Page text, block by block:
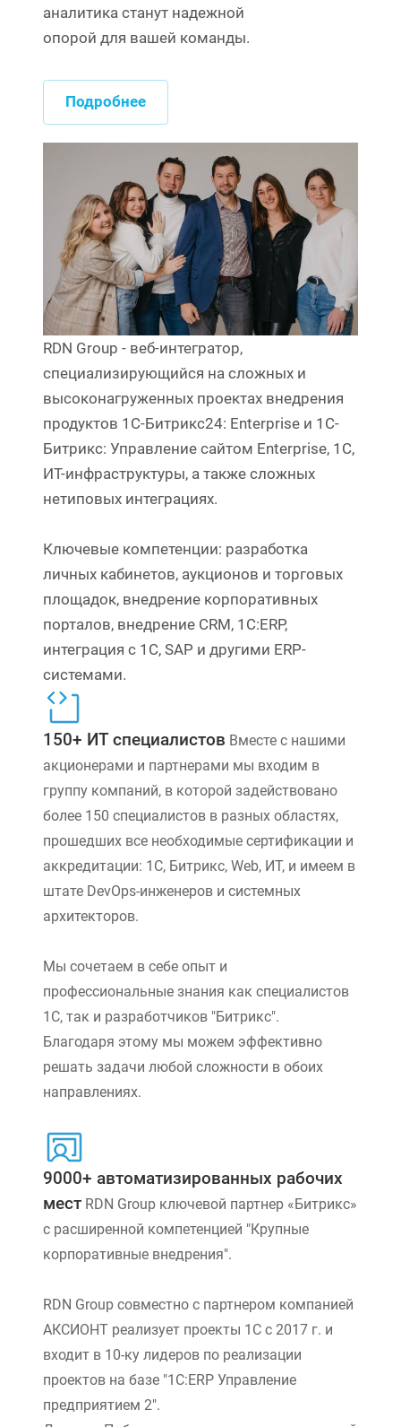
аналитика станут надежной
опорой для вашей команды.
Подробнее
RDN Group - веб-интегратор,
специализирующийся на сложных и
высоконагруженных проектах внедрения
продуктов 1С-Битрикс24: Enterprise и 1C-
Битрикс: Управление сайтом Enterprise, 1С,
ИТ-инфраструктуры, а также сложных
нетиповых интеграциях.
Ключевые компетенции: разработка
личных кабинетов, аукционов и торговых
площадок, внедрение корпоративных
порталов, внедрение CRM, 1С:ERP,
интеграция с 1С, SAP и другими ERP-
системами.
150+ ИТ специалистов Вместе с нашими
акционерами и партнерами мы входим в
группу компаний, в которой задействовано
более 150 специалистов в разных областях,
прошедших все необходимые сертификации и
аккредитации: 1С, Битрикс, Web, ИТ, и имеем в
штате DevOps-инженеров и системных
архитекторов.
Мы сочетаем в себе опыт и
профессиональные знания как специалистов
1С, так и разработчиков "Битрикс".
Благодаря этому мы можем эффективно
решать задачи любой сложности в обоих
направлениях.
9000+ автоматизированных рабочих
мест RDN Group ключевой партнер «Битрикс»
с расширенной компетенцией "Крупные
корпоративные внедрения".
RDN Group совместно с партнером компанией
АКСИОНТ реализует проекты 1С с 2017 г. и
входит в 10-ку лидеров по реализации
проектов на базе "1С:ERP Управление
предприятием 2".